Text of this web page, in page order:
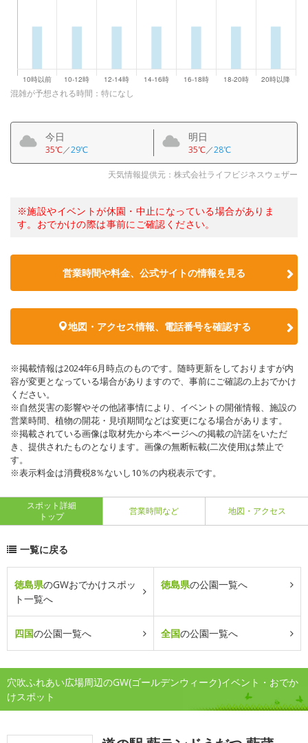
混雑が予想される時間：特になし
今日
35℃／29℃
明日
35℃／28℃
天気情報提供元：株式会社ライフビジネスウェザー
※施設やイベントが休園・中止になっている場合がありま
す。おでかけの際は事前にご確認ください。
営業時間や料金、公式サイトの情報を見る
地図・アクセス情報、電話番号を確認する
※掲載情報は2024年6月時点のものです。随時更新をしておりますが内
容が変更となっている場合がありますので、事前にご確認の上おでかけ
ください。
※自然災害の影響やその他諸事情により、イベントの開催情報、施設の
営業時間、植物の開花・見頃期間などは変更になる場合があります。
※掲載されている画像は取材先から本ページへの掲載の許諾をいただ
き、提供されたものとなります。画像の無断転載(二次使用)は禁止で
す。
※表示料金は消費税8％ないし10％の内税表示です。
スポット詳細
トップ
営業時間など 地図・アクセス
一覧に戻る
徳島県のGWおでかけスポッ
ト一覧へ
徳島県の公園一覧へ
四国の公園一覧へ 全国の公園一覧へ
穴吹ふれあい広場周辺のGW(ゴールデンウィーク)イベント・おでか
けスポット